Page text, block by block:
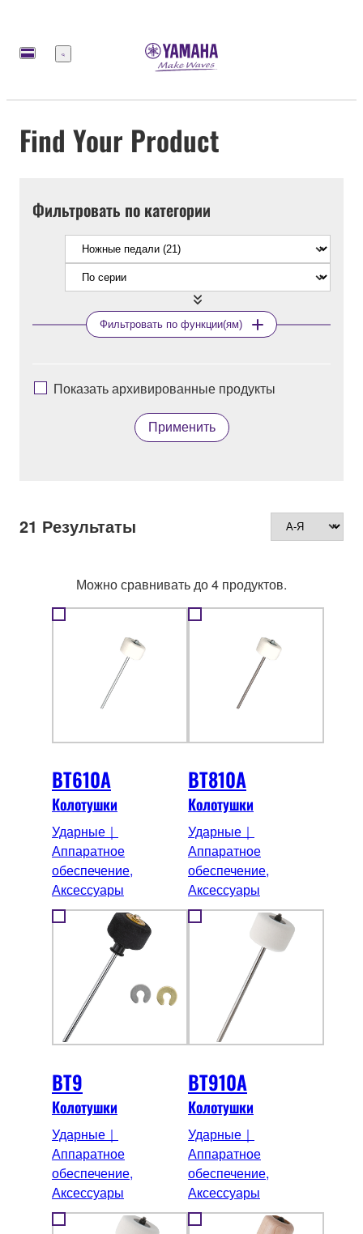
Меню
Find Your Product
Фильтровать по категории
Фильтровать по функции(ям)
Показать архивированные продукты
Применить
21 Результаты
Можно сравнивать до 4 продуктов.
BT610A
Колотушки
Ударные｜
Аппаратное
обеспечение,
Аксессуары
BT810A
Колотушки
Ударные｜
Аппаратное
обеспечение,
Аксессуары
BT9
Колотушки
Ударные｜
Аппаратное
обеспечение,
Аксессуары
BT910A
Колотушки
Ударные｜
Аппаратное
обеспечение,
Аксессуары